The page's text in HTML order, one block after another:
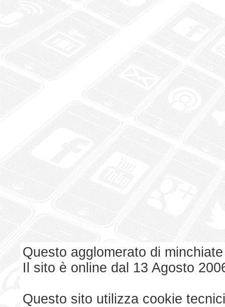
Questo agglomerato di
Il sito è online dal 13 Agosto
Questo sito utilizza cookie